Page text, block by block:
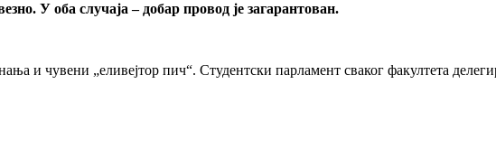
У оба случаја – добар провод је загарантован.
и чувени „еливејтор пич“. Студентски парламент сваког факултета